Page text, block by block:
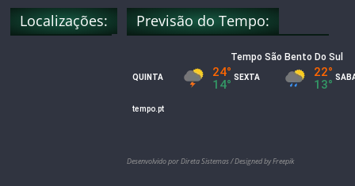
l
Localizações: Previsão do Tempo:
Desenvolvido por Direta Sistemas /Designed by Freepik